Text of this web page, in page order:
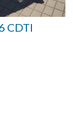
CDTI